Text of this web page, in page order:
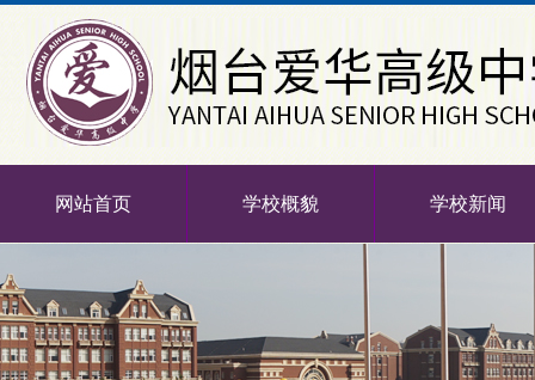
网站首页 学校概貌 学校新闻